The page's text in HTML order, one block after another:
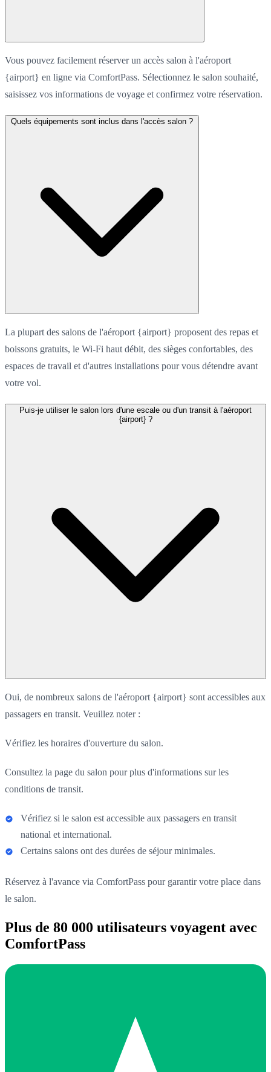
Vous pouvez facilement réserver un accès salon à l'aéroport
{airport} en ligne via ComfortPass. Sélectionnez le salon souhaité,
saisissez vos informations de voyage et confirmez votre réservation.
Quels équipements sont inclus dans l'accès salon ?
La plupart des salons de l'aéroport {airport} proposent des repas et
boissons gratuits, le Wi-Fi haut débit, des sièges confortables, des
espaces de travail et d'autres installations pour vous détendre avant
votre vol.
Puis-je utiliser le salon lors d'une escale ou d'un transit à l'aéroport
{airport} ?
Oui, de nombreux salons de l'aéroport {airport} sont accessibles aux
passagers en transit. Veuillez noter :
Vérifiez les horaires d'ouverture du salon.
Consultez la page du salon pour plus d'informations sur les
conditions de transit.
Vérifiez si le salon est accessible aux passagers en transit
national et international.
Certains salons ont des durées de séjour minimales.
Réservez à l'avance via ComfortPass pour garantir votre place dans
le salon.
Plus de 80 000 utilisateurs voyagent avec
ComfortPass